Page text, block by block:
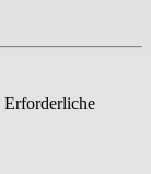
Erforderliche